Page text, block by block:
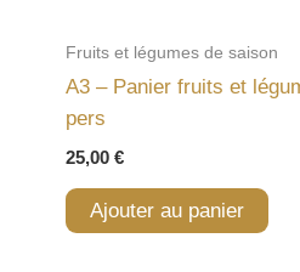
Fruits et légumes de saison
A3 – Panier fruits et
pers
25,00 €
Ajouter au panier